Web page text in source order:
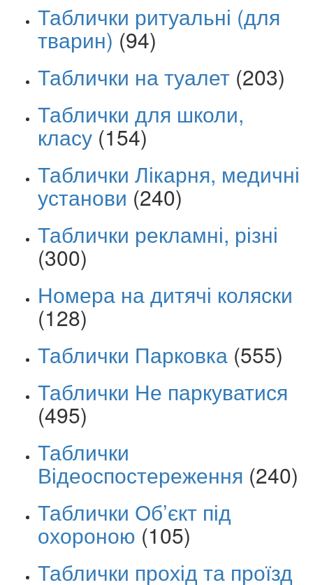
Таблички ритуальні (для
тварин) (94)
Таблички на туалет (203)
Таблички для школи,
класу (154)
Таблички Лікарня, медичні
установи (240)
Таблички рекламні, різні
(300)
Номера на дитячі коляски
(128)
Таблички Парковка (555)
Таблички Не паркуватися
(495)
Таблички
Відеоспостереження (240)
Таблички Об’єкт під
охороною (105)
Таблички прохід та проїзд